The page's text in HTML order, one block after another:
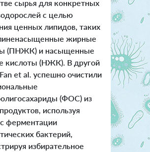
сырья для конкретных
с целью
ценных липидов, таких
жирные
(ПНЖК) и насыщенные
кислоты (НЖК). В другой
et al. успешно очистили
(ФОС) из
используя
ферментации
бактерий,
избирательное